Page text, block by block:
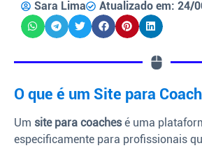
Sara Lima Atualizado em: 24/
O que é um Site para
Um site para coachesé uma
especificamente para profissionais